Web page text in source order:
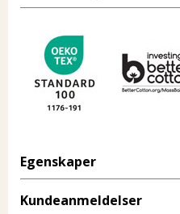
Egenskaper
Kundeanmeldelser